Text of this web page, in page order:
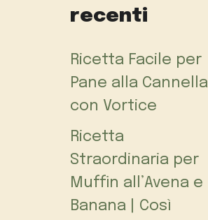
recenti
Ricetta Facile per
Pane alla Cannella
con Vortice
Ricetta
Straordinaria per
Muffin all’Avena e
Banana | Così